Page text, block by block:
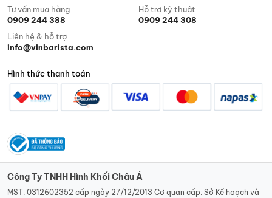
Tư vấn mua hàng
0909 244 388
Hỗ trợ kỹ thuật
0909 244 308
Liên hệ & hỗ trợ
info@vinbarista.com
Hình thức thanh toán
Công Ty TNHH Hình Khối Châu Á
MST: 0312602352 cấp ngày 27/12/2013 Cơ quan cấp: Sở Kế hoạch và